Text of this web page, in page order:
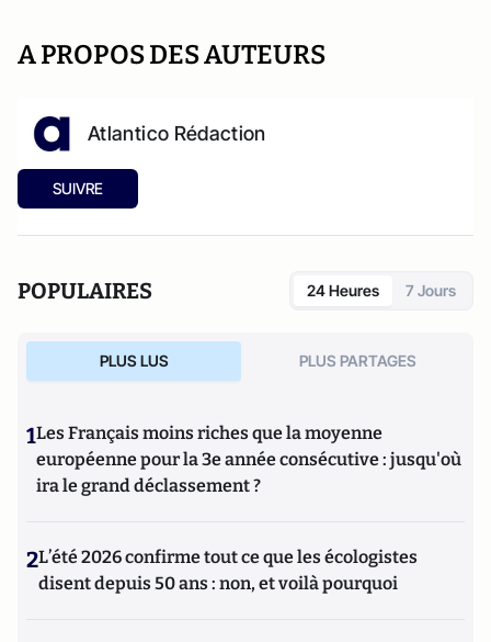
A PROPOS DES AUTEURS
Atlantico Rédaction
SUIVRE
POPULAIRES 24 Heures 7 Jours
PLUS LUS PLUS PARTAGES
1Les Français moins riches que la moyenne
européenne pour la 3e année consécutive : jusqu'où
ira le grand déclassement ?
2L’été 2026 confirme tout ce que les écologistes
disent depuis 50 ans : non, et voilà pourquoi